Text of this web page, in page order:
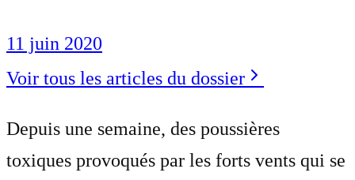
11 juin 2020
Voir tous les articles du dossier
Depuis une semaine, des poussières
toxiques provoqués par les forts vents qui se